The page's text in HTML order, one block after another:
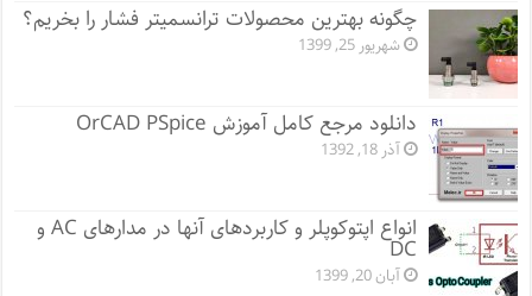
چگونه بهترین محصولات ترانسمیتر فشار را بخریم؟
شهریور 25, 1399
دانلود مرجع کامل آموزش OrCAD PSpice
آذر 18, 1392
انواع اپتوکوپلر و کاربردهای آنها در مدارهای AC و
DC
آبان 20, 1399